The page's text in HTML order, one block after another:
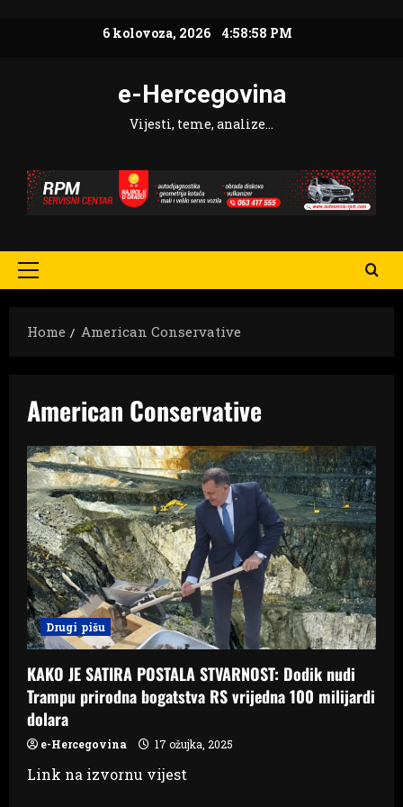
6 kolovoza, 2026 4:58:59 PM
e-Hercegovina
Vijesti, teme, analize…
Primary
Home
American Conservative
American Conservative
Drugi pišu
KAKO JE SATIRA POSTALA STVARNOST: Dodik nudi
Trampu prirodna bogatstva RS vrijedna 100 milijardi
dolara
e-Hercegovina 17 ožujka, 2025
Link na izvornu vijest